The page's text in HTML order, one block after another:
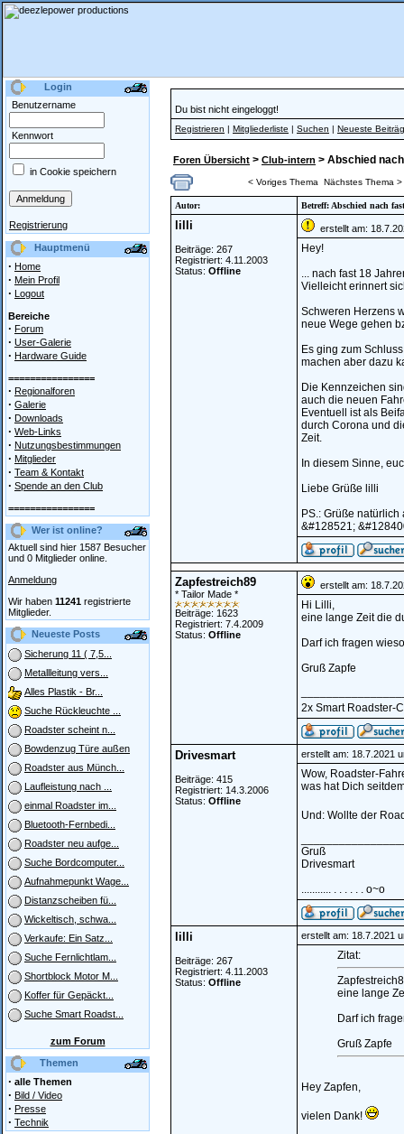
Login
Benutzername
Kennwort
in Cookie speichern
Registrierung
Hauptmenü
· Home
· Mein Profil
· Logout
Bereiche
· Forum
· User-Galerie
· Hardware Guide
================
· Regionalforen
· Galerie
· Downloads
· Web-Links
· Nutzungsbestimmungen
· Mitglieder
· Team & Kontakt
· Spende an den Club
================
Wer ist online?
Aktuell sind hier 1587 Besucher
und 0 Mitglieder online.
Anmeldung
Wir haben 11241 registrierte
Mitglieder.
Neueste Posts
Sicherung 11 ( 7,5...
Metallleitung vers...
Alles Plastik - Br...
Suche Rückleuchte ...
Roadster scheint n...
Bowdenzug Türe außen
Roadster aus Münch...
Laufleistung nach ...
einmal Roadster im...
Bluetooth-Fernbedi...
Roadster neu aufge...
Suche Bordcomputer...
Aufnahmepunkt Wage...
Distanzscheiben fü...
Wickeltisch, schwa...
Verkaufe: Ein Satz...
Suche Fernlichtlam...
Shortblock Motor M...
Koffer für Gepäckt...
Suche Smart Roadst...
zum Forum
Themen
· alle Themen
· Bild / Video
· Presse
· Technik
Du bist nicht eingeloggt!
Registrieren | Mitgliederliste | Suchen | Neueste
Foren Übersicht > Club-intern > Abschied
< Voriges Thema Nächstes Thema >
Autor: Betreff: Abschied nach
lilli
Beiträge: 267
Registriert: 4.11.2003
Status: Offline
erstellt am:
Hey!
... nach fast 18
Vielleicht erinnert
Schweren Herzens
neue Wege gehen
Es ging zum
machen aber dazu
Die Kennzeichen
auch die neuen
Eventuell ist als
durch Corona und
Zeit.
In diesem Sinne,
Liebe Grüße lilli
PS.: Grüße
&#128521;
Zapfestreich89
* Tailor Made *
Beiträge: 1623
Registriert: 7.4.2009
Status: Offline
erstellt am:
Hi Lilli,
eine lange Zeit die
Darf ich fragen
Gruß Zapfe
2x Smart Roadster-
Drivesmart
Beiträge: 415
Registriert: 14.3.2006
Status: Offline
erstellt am: 18.7.2021
Wow, Roadster-
was hat Dich
Und: Wollte der
Gruß
Drivesmart
........... . . . . . . o~o
lilli
Beiträge: 267
Registriert: 4.11.2003
Status: Offline
erstellt am: 18.7.2021
Zitat:
eine lange
Darf ich
Gruß Zapfe
Hey Zapfen,
vielen Dank!